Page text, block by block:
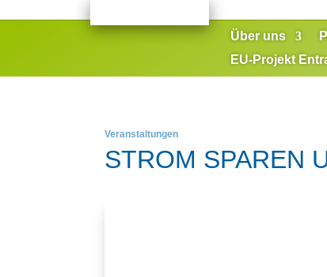
Über uns
EU-Projekt
Veranstaltungen
STROM SPAREN